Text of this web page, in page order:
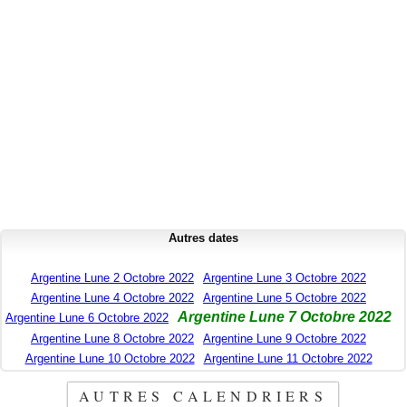
Autres dates
Argentine Lune 2 Octobre 2022
Argentine Lune 3 Octobre 2022
Argentine Lune 4 Octobre 2022
Argentine Lune 5 Octobre 2022
Argentine Lune 6 Octobre 2022
Argentine Lune 7 Octobre 2022
Argentine Lune 8 Octobre 2022
Argentine Lune 9 Octobre 2022
Argentine Lune 10 Octobre 2022
Argentine Lune 11 Octobre 2022
AUTRES CALENDRIERS